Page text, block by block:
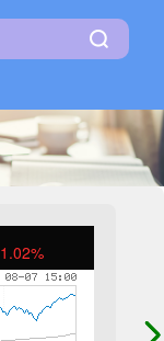
1.02%